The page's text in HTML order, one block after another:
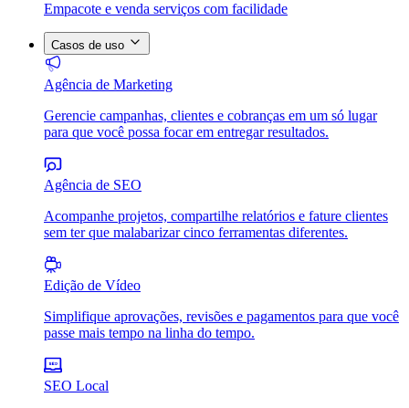
Empacote e venda serviços com facilidade
Casos de uso
Agência de Marketing
Gerencie campanhas, clientes e cobranças em um só lugar
para que você possa focar em entregar resultados.
Agência de SEO
Acompanhe projetos, compartilhe relatórios e fature clientes
sem ter que malabarizar cinco ferramentas diferentes.
Edição de Vídeo
Simplifique aprovações, revisões e pagamentos para que você
passe mais tempo na linha do tempo.
SEO Local